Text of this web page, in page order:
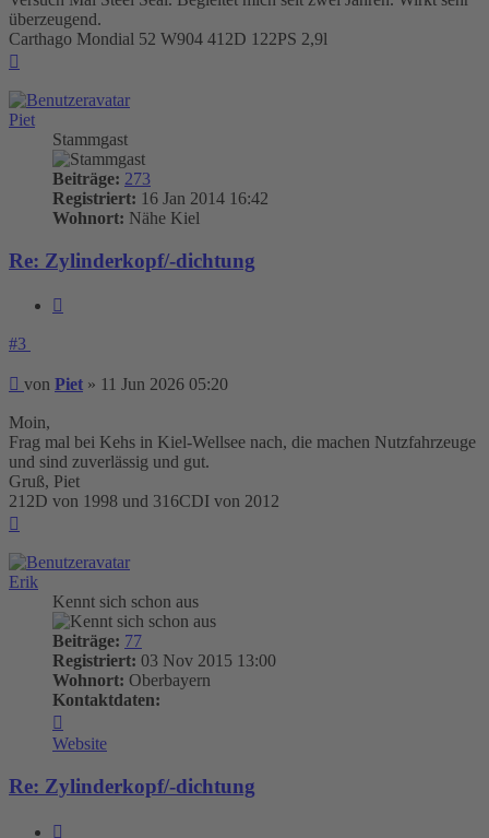
überzeugend.
Carthago Mondial 52 W904 412D 122PS 2,9l
Piet
Stammgast
Beiträge: 273
Registriert: 16 Jan 2014 16:42
Wohnort: Nähe Kiel
Re: Zylinderkopf/-dichtung
#3
Beitrag
von Piet » 11 Jun 2026 05:20
Moin,
Frag mal bei Kehs in Kiel-Wellsee nach, die machen Nutzfahrzeuge
und sind zuverlässig und gut.
Gruß, Piet
212D von 1998 und 316CDI von 2012
Erik
Kennt sich schon aus
Beiträge: 77
Registriert: 03 Nov 2015 13:00
Wohnort: Oberbayern
Kontaktdaten:
von
Erik
Website
Re: Zylinderkopf/-dichtung